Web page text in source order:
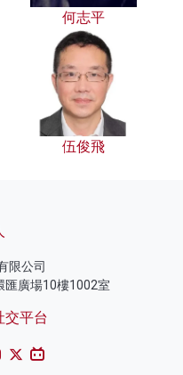
何志平
伍俊飛
限公司
匯廣場10樓1002室
交平台